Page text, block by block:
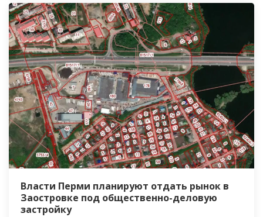
Власти Перми планируют отдать рынок в
Заостровке под общественно-деловую
застройку